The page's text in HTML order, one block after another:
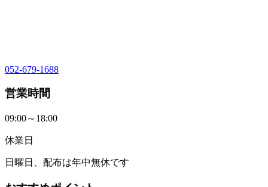
052-679-1688
営業時間
09:00～18:00
休業日
日曜日、配布は年中無休です